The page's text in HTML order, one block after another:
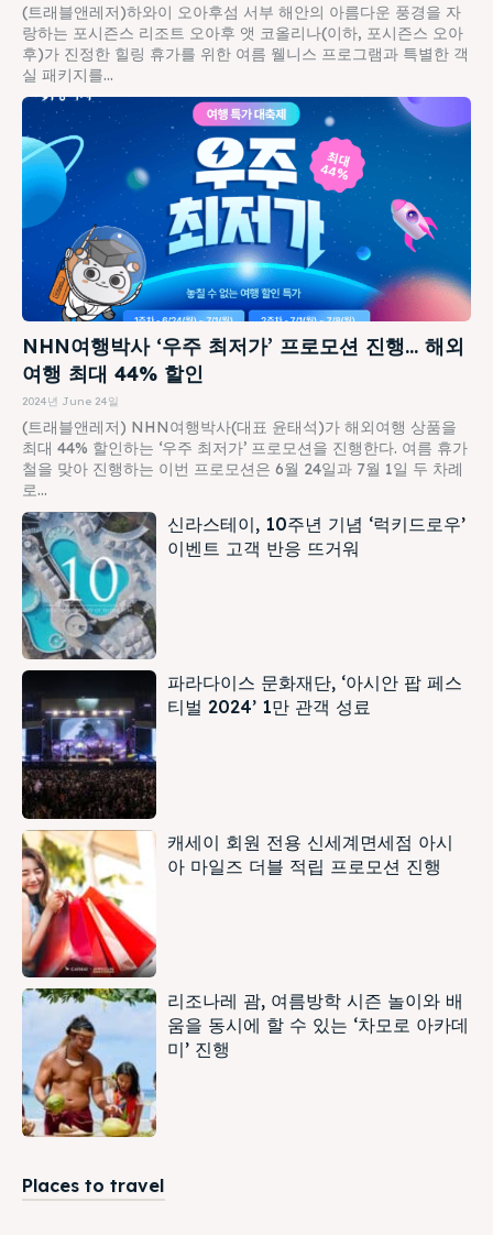
(트래블앤레저)하와이 오아후섬 서부 해안의 아름다운 풍경을 자
랑하는 포시즌스 리조트 오아후 앳 코올리나(이하, 포시즌스 오아
후)가 진정한 힐링 휴가를 위한 여름 웰니스 프로그램과 특별한 객
실 패키지를...
NHN여행박사 ‘우주 최저가’ 프로모션 진행… 해외
여행 최대 44% 할인
2024년 June 24일
(트래블앤레저) NHN여행박사(대표 윤태석)가 해외여행 상품을
최대 44% 할인하는 ‘우주 최저가’ 프로모션을 진행한다. 여름 휴가
철을 맞아 진행하는 이번 프로모션은 6월 24일과 7월 1일 두 차례
로...
신라스테이, 10주년 기념 ‘럭키드로우’
이벤트 고객 반응 뜨거워
파라다이스 문화재단, ‘아시안 팝 페스
티벌 2024’ 1만 관객 성료
캐세이 회원 전용 신세계면세점 아시
아 마일즈 더블 적립 프로모션 진행
리조나레 괌, 여름방학 시즌 놀이와 배
움을 동시에 할 수 있는 ‘차모로 아카데
미’ 진행
Places to travel